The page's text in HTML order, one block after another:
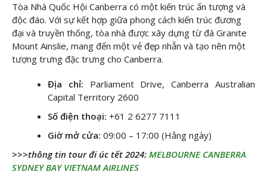
Tòa Nhà Quốc Hội Canberra có một kiến trúc ấn tượng và
độc đáo. Với sự kết hợp giữa phong cách kiến trúc đương
đại và truyền thống, tòa nhà được xây dựng từ đá Granite
Mount Ainslie, mang đến một vẻ đẹp nhẵn và tạo nên một
tượng trưng đặc trưng cho Canberra.
Địa chỉ:
Parliament Drive, Canberra Australian
Capital Territory 2600
Số điện thoại: +61 2 6277 7111
Giờ mở cửa: 09:00 – 17:00 (Hằng ngày)
>>>thông tin tour đi úc tết 2024: MELBOURNE CANBERRA
SYDNEY BAY VIETNAM AIRLINES